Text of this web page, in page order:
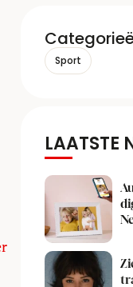
Sport
LAATSTE